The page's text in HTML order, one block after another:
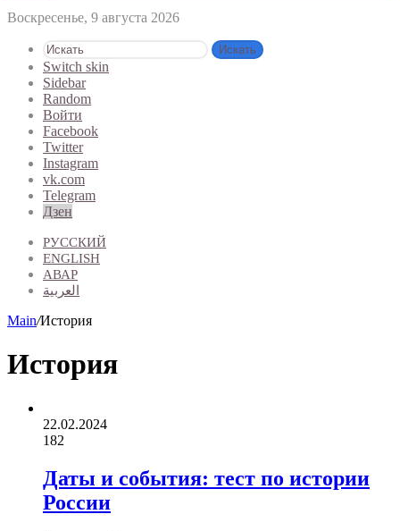
Воскресенье, 9 августа 2026
Искать
Switch skin
Sidebar
Random
Войти
Facebook
Twitter
Instagram
vk.com
Telegram
Дзен
РУССКИЙ
ENGLISH
АВАР
العربية
Main/История
История
22.02.2024
182
Даты и события: тест по истории
России